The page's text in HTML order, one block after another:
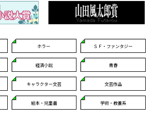
ホラー ＳＦ・ファンタジー
経済小説 青春
キャラクター文芸 文芸作品
絵本・児童書 学術・教養系